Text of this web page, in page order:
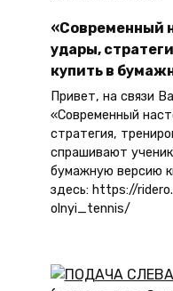
«Современный
удары,
купить в
Привет, на связи
«Современный
стратегия,
спрашивают
бумажную версию
здесь: https://
olnyi_tennis/